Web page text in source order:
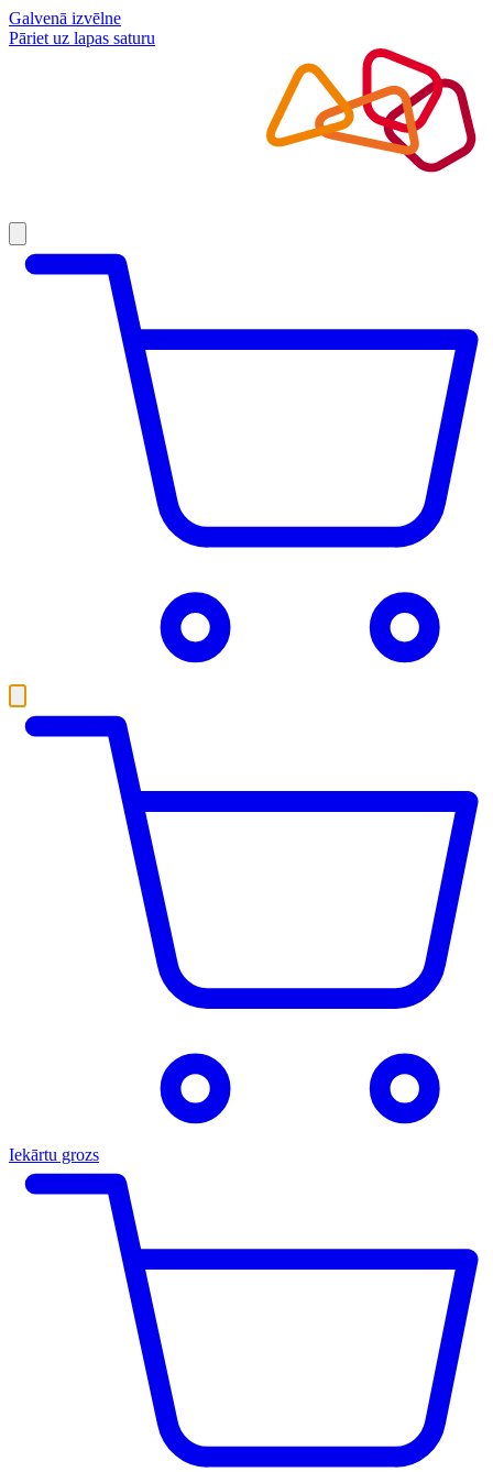
Galvenā izvēlne
Pāriet uz lapas saturu
Iekārtu grozs